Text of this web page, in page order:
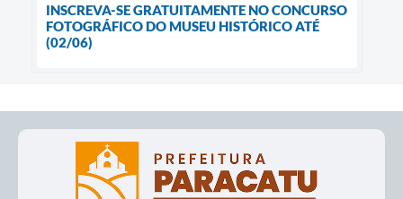
INSCREVA-SE GRATUITAMENTE NO CONCURSO
FOTOGRÁFICO DO MUSEU HISTÓRICO ATÉ
(02/06)